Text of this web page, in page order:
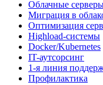
Облачные
Миграция в
Оптимизация
Highload-системы
Docker/Kubernetes
IT-аутсорсинг
1-я линия
Профилактика